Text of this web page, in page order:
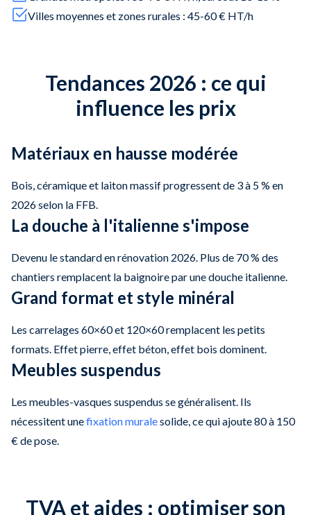
Villes moyennes et zones rurales : 45-60 € HT/h
Tendances 2026 : ce qui
influence les prix
Matériaux en hausse modérée
Bois, céramique et laiton massif progressent de 3 à 5 % en
2026 selon la FFB.
La douche à l'italienne s'impose
Devenu le standard en rénovation 2026. Plus de 70 % des
chantiers remplacent la baignoire par une douche italienne.
Grand format et style minéral
Les carrelages 60×60 et 120×60 remplacent les petits
formats. Effet pierre, effet béton, effet bois dominent.
Meubles suspendus
Les meubles-vasques suspendus se généralisent. Ils
nécessitent unefixation muralesolide, ce qui ajoute 80 à 150
€ de pose.
TVA et aides : optimiser son